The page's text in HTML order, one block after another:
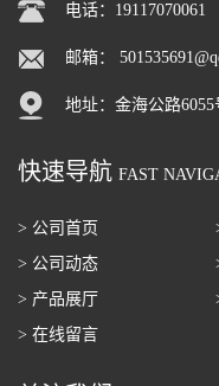
电话：19117070061
邮箱：
地址：金海公路6055
快速导航 FAST
> 公司首页
> 公司动态
> 产品展厅
> 在线留言